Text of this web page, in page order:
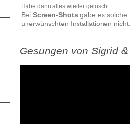
Habe dann alles wieder gelöscht.
BeiScreen-Shots gäbe es solche
unerwünschten Installationen nicht.
Gesungen von Sigrid